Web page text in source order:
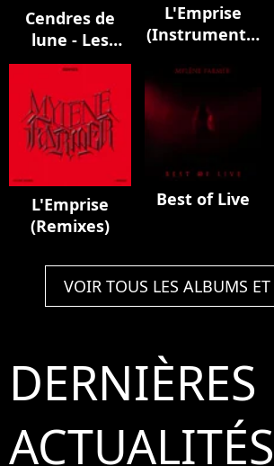
Cendres de
lune - Les
instrumentaux
L'Emprise
(Instrumental
L'Emprise
(Remixes)
Best of Live
VOIR TOUS LES ALBUMS
DERNIÈRES
ACTUALITÉS